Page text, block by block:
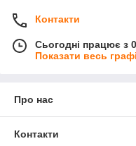
Контакти
Сьогодні працює з
Показати весь
Про нас
Контакти